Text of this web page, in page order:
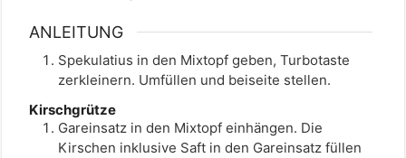
ANLEITUNG
Spekulatius in den Mixtopf geben, Turbotaste
zerkleinern. Umfüllen und beiseite stellen.
Kirschgrütze
Gareinsatz in den Mixtopf einhängen. Die
Kirschen inklusive Saft in den Gareinsatz füllen